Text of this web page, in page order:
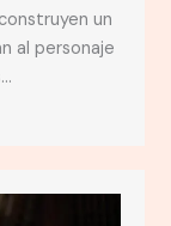
un
al personaje